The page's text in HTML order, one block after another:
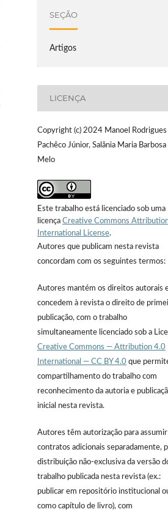
SEÇÃO
Artigos
LICENÇA
Copyright (c) 2024 Manoel Rodrigues
Pachêco Júnior, Salânia Maria Barbosa
Melo
Este trabalho está licenciado sob uma
licença Creative Commons
International License.
Autores que publicam nesta revista
concordam com os seguintes termos:
Autores mantém os direitos autorais
concedem à revista o direito de
publicação, com o trabalho
simultaneamente licenciado sob a
Creative Commons — Attribution 4.0
International — CC BY 4.0 que
compartilhamento do trabalho com
reconhecimento da autoria e
inicial nesta revista.
Autores têm autorização para assumir
contratos adicionais separadamente,
distribuição não-exclusiva da versão
trabalho publicada nesta revista (ex.:
publicar em repositório institucional
como capítulo de livro), com